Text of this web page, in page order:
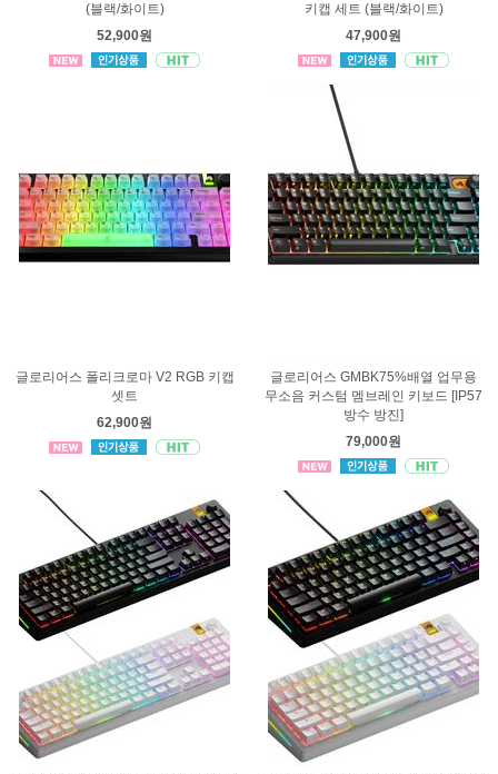
(블랙/화이트)
52,900원
키캡 세트 (블랙/화이트)
47,900원
글로리어스 폴리크로마 V2 RGB 키캡
셋트
62,900원
글로리어스 GMBK75%배열 업무용
무소음 커스텀 멤브레인 키보드 [IP57
방수 방진]
79,000원